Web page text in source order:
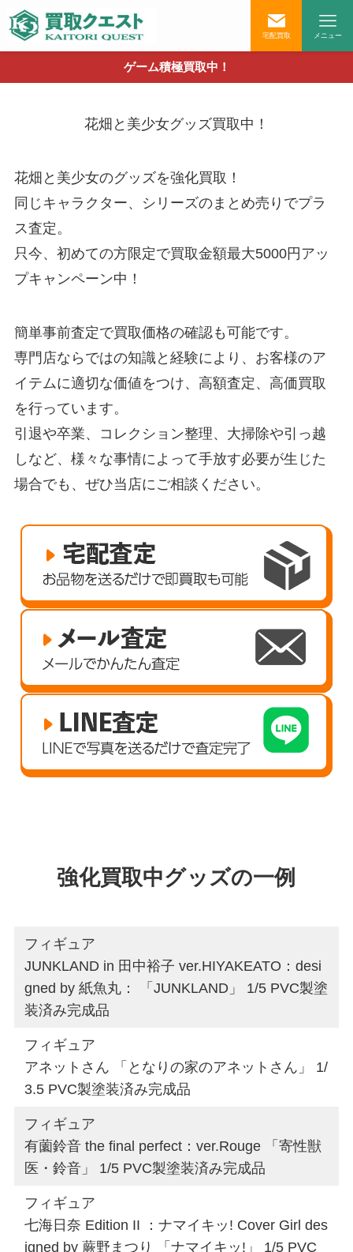
宅配買取 メニュー
ゲーム積極買取中！
花畑と美少女グッズ買取中！
花畑と美少女のグッズを強化買取！
同じキャラクター、シリーズのまとめ売りでプラ
ス査定。
只今、初めての方限定で買取金額最大5000円アッ
プキャンペーン中！
簡単事前査定で買取価格の確認も可能です。
専門店ならではの知識と経験により、お客様のア
イテムに適切な価値をつけ、高額査定、高価買取
を行っています。
引退や卒業、コレクション整理、大掃除や引っ越
しなど、様々な事情によって手放す必要が生じた
場合でも、ぜひ当店にご相談ください。
強化買取中グッズの一例
フィギュア
JUNKLAND in 田中裕子 ver.HIYAKEATO：desi
gned by 紙魚丸： 「JUNKLAND」 1/5 PVC製塗
装済み完成品
フィギュア
アネットさん 「となりの家のアネットさん」 1/
3.5 PVC製塗装済み完成品
フィギュア
有薗鈴音 the final perfect：ver.Rouge 「寄性獣
医・鈴音」 1/5 PVC製塗装済み完成品
フィギュア
七海日奈 Edition II ：ナマイキッ! Cover Girl des
igned by 蕨野まつり 「ナマイキッ!」 1/5 PVC